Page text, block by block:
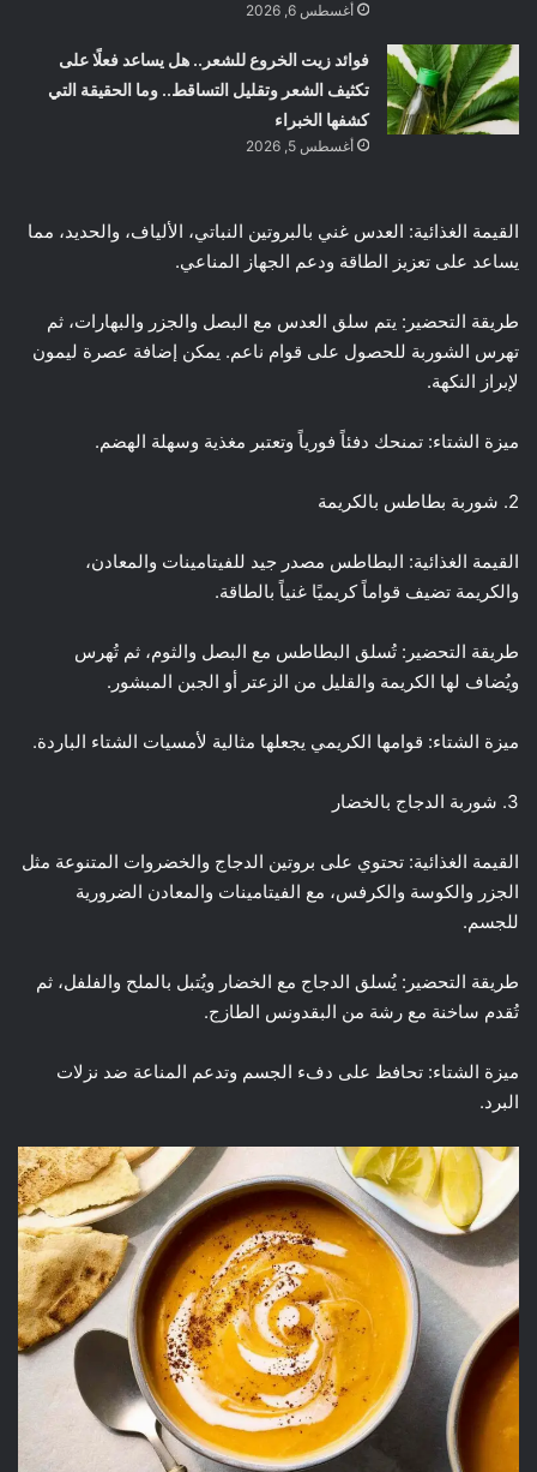
أغسطس 6, 2026
فوائد زيت الخروع للشعر.. هل يساعد فعلًا على
تكثيف الشعر وتقليل التساقط.. وما الحقيقة التي
كشفها الخبراء
أغسطس 5, 2026
القيمة الغذائية: العدس غني بالبروتين النباتي، الألياف، والحديد، مما
يساعد على تعزيز الطاقة ودعم الجهاز المناعي.
طريقة التحضير: يتم سلق العدس مع البصل والجزر والبهارات، ثم
تهرس الشوربة للحصول على قوام ناعم. يمكن إضافة عصرة ليمون
لإبراز النكهة.
ميزة الشتاء: تمنحك دفئاً فورياً وتعتبر مغذية وسهلة الهضم.
2. شوربة بطاطس بالكريمة
القيمة الغذائية: البطاطس مصدر جيد للفيتامينات والمعادن،
والكريمة تضيف قواماً كريميًا غنياً بالطاقة.
طريقة التحضير: تُسلق البطاطس مع البصل والثوم، ثم تُهرس
ويُضاف لها الكريمة والقليل من الزعتر أو الجبن المبشور.
ميزة الشتاء: قوامها الكريمي يجعلها مثالية لأمسيات الشتاء الباردة.
3. شوربة الدجاج بالخضار
القيمة الغذائية: تحتوي على بروتين الدجاج والخضروات المتنوعة مثل
الجزر والكوسة والكرفس، مع الفيتامينات والمعادن الضرورية
للجسم.
طريقة التحضير: يُسلق الدجاج مع الخضار ويُتبل بالملح والفلفل، ثم
تُقدم ساخنة مع رشة من البقدونس الطازج.
ميزة الشتاء: تحافظ على دفء الجسم وتدعم المناعة ضد نزلات
البرد.